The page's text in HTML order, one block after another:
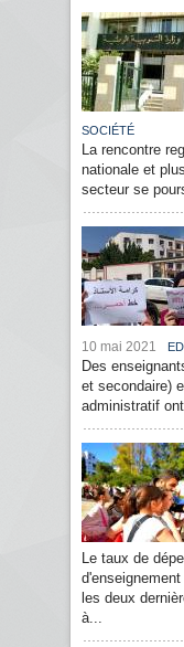
SOCIÉTÉ
La rencontre
nationale et
secteur se
10 mai 2021
Des
et secondaire)
administratif
Le taux de
les deux
à...